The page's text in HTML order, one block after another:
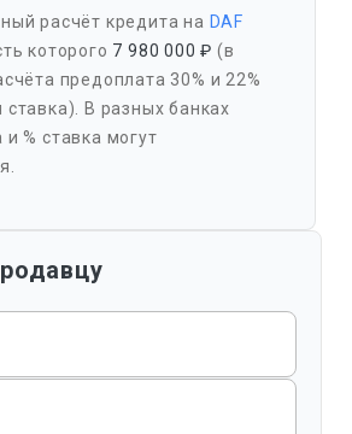
расчёт кредита на DAF
которого 7 980 000 ₽ (в
предоплата 30% и 22%
ставка). В разных банках
% ставка могут